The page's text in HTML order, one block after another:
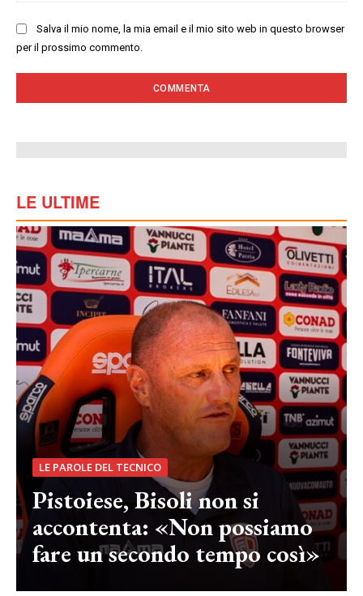
Salva il mio nome, la mia email e il mio sito web in questo browser
per il prossimo commento.
LE ULTIME
LE PAROLE DEL TECNICO
Pistoiese, Bisoli non si
accontenta: «Non possiamo
fare un secondo tempo così»